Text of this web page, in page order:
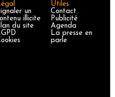
un
illicite
du site
Utiles
Contact
Publicité
Agenda
La presse en
parle